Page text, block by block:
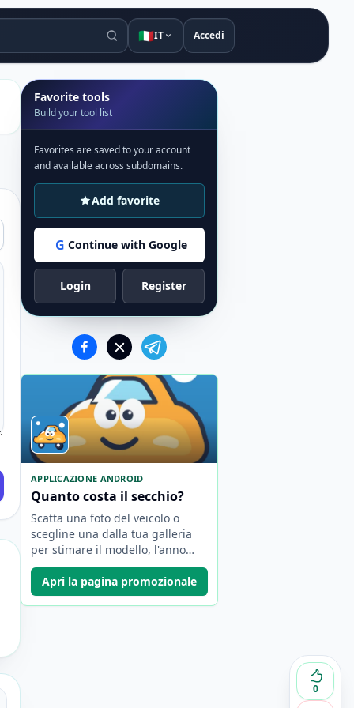
🇮🇹IT Accedi
0
Favorite tools
Build your tool list
Favorites are saved to your account
and available across subdomains.
Add favorite
G Continue with Google
Login Register
APPLICAZIONE ANDROID
Quanto costa il secchio?
Scatta una foto del veicolo o
scegline una dalla tua galleria
per stimare il modello, l'anno
approssimativo e il valore di
mercato.
Apri la pagina promozionale